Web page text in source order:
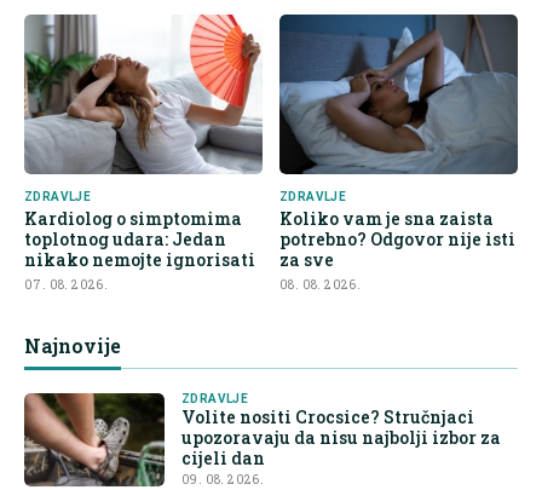
ZDRAVLJE
Kardiolog o simptomima
toplotnog udara: Jedan
nikako nemojte ignorisati
07. 08. 2026.
ZDRAVLJE
Koliko vam je sna zaista
potrebno? Odgovor nije isti
za sve
08. 08. 2026.
Najnovije
ZDRAVLJE
Volite nositi Crocsice? Stručnjaci
upozoravaju da nisu najbolji izbor za
cijeli dan
09. 08. 2026.